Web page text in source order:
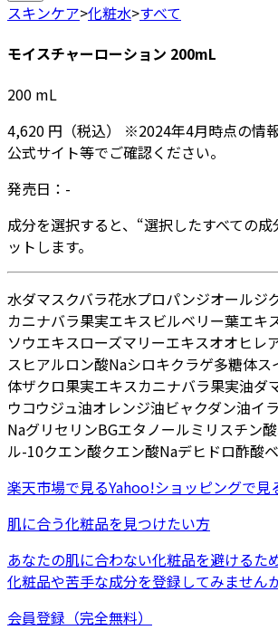
スキンケア>化粧水>すべて
モイスチャーローション 200mL
200 mL
4,620 円 （税込） ※2024年4月時点の情
公式サイト等でご確認ください。
発売日： -
成分を選択すると、“選択したすべての
ットします。
水ダマスクバラ花水プロパンジオールジ
カニナバラ果実エキスビルベリー葉エキ
ソウエキスローズマリーエキスオオヒレ
スヒアルロン酸Naシロキクラゲ多糖体ス
体ザクロ果実エキスカニナバラ果実油ダ
ウコウジュ油オレンジ油ビャクダン油イ
NaグリセリンBGエタノールミリスチン
ル-10クエン酸クエン酸Naデヒドロ酢酸
楽天市場で見るYahoo!ショッピングで見
肌に合う化粧品を見つけたい方
あなたの肌に合わない化粧品を避けるた
化粧品や苦手な成分を登録してみません
会員登録（完全無料）